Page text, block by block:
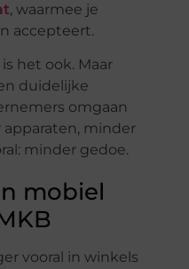
, waarmee je
accepteert.
is het ook. Maar
duidelijke
omgaan
apparaten, minder
minder gedoe.
mobiel
vooral in winkels